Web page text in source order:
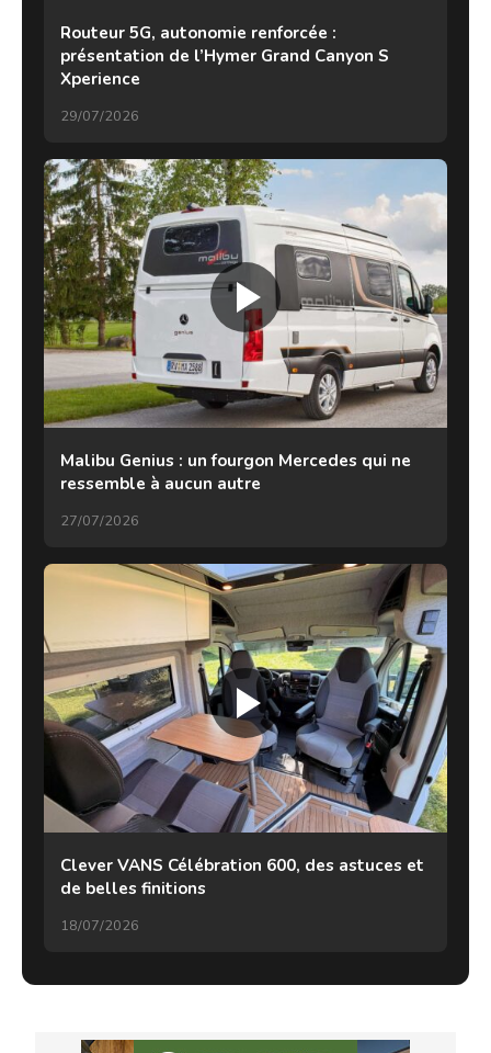
Routeur 5G, autonomie renforcée :
présentation de l’Hymer Grand Canyon S
Xperience
29/07/2026
Malibu Genius : un fourgon Mercedes qui ne
ressemble à aucun autre
27/07/2026
Clever VANS Célébration 600, des astuces et
de belles finitions
18/07/2026